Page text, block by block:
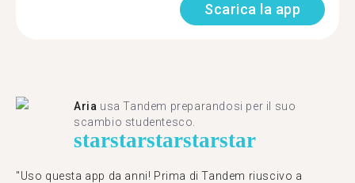
Scarica la app
Aria usa Tandem preparandosi per il suo
scambio studentesco.
starstarstarstarstar
"Uso questa app da anni! Prima di Tandem riuscivo a